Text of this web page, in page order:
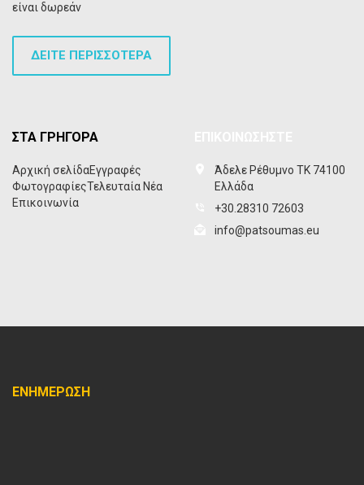
είναι δωρεάν
ΔΕΙΤΕ ΠΕΡΙΣΣΟΤΕΡΑ
ΣΤΑ ΓΡΗΓΟΡΑ
Αρχική σελίδαΕγγραφές
ΦωτογραφίεςΤελευταία Νέα
Επικοινωνία
Άδελε Ρέθυμνο ΤΚ 74100
Ελλάδα
+30.28310 72603
info@patsoumas.eu
ΕΝΗΜΕΡΩΣΗ